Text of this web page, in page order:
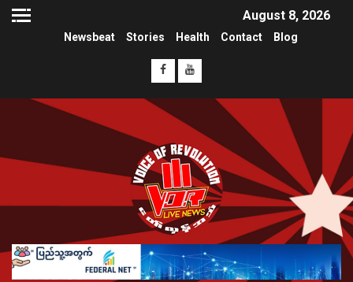
August 8, 2026
Newsbeat Stories Health Contact Blog